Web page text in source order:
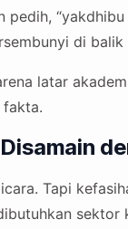
pedih,
di balik
latar
fakta.
Tapi